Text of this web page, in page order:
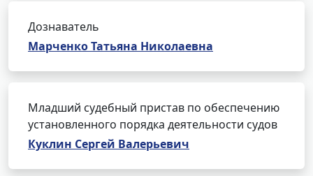
Дознаватель
Марченко Татьяна Николаевна
Младший судебный пристав по обеспечению
установленного порядка деятельности судов
Куклин Сергей Валерьевич